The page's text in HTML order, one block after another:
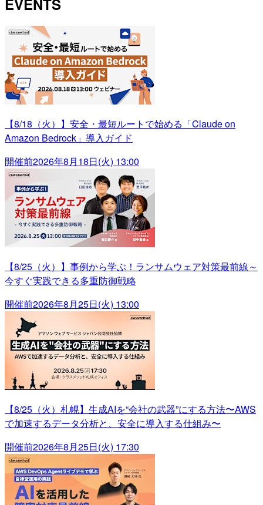
EVENTS
【8/18（火）】安全・最短ルートで始める「Claude on
Amazon Bedrock」導入ガイド
開催前2026年8月18日(火) 13:00
【8/25（火）】事例から学ぶ！ランサムウェア対策最前線～
今すぐ実践できる多重防御戦略
開催前2026年8月25日(火) 13:00
【8/25（火）札幌】生成AIを“会社の武器”にする方法〜AWS
で加速するデータ分析と、安全に導入する仕組み〜
開催前2026年8月25日(火) 17:30